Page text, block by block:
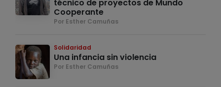
técnico de proyectos de Mundo
Cooperante
Por Esther Camuñas
Solidaridad
Una infancia sin violencia
Por Esther Camuñas